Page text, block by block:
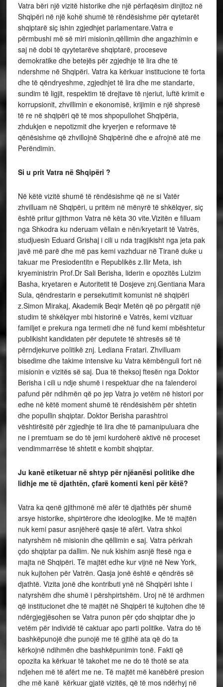
Vatra bëri një vizitë historike dhe një përfaqësim dinjitoz në
Shqipëri në një kohë shumë të rëndësishme për qytetarët
shqiptarë siç ishin zgjedhjet parlamentare.Vatra e
përmbushi më së miri misionin,qëllimin dhe angazhimin e
saj në dobi të qyytetarëve shqiptarë, proceseve
demokratike dhe betejës për zgjedhje të lira dhe të
ndershme në Shqipëri. Vatra ka kërkuar institucione të forta
dhe të qëndryeshme, zgjedhjet të lira dhe me standarte,
sundim të ligjit, respektim të drejtave të njeriut, luftë krimit e
korrupsionit, zhvillimin e ekonomisë, krijimin e një shpresë
të re në shqipëri që të mos shpopullohet Shqipëria,
zhdukjen e nepotizmit dhe kryerjen e reformave të
qënësishme që zhvillojnë Shqipërinë dhe e afrojnë atë me
Perëndimin.
Si u prit Vatra në Shqipëri ?
Në këtë vizitë shumë të rëndësishme që ne si Vatër
zhvilluam në Shqipëri, u pritëm në mënyrë të shkëlqyer, siç
është pritur gjithmon Vatra në këta 30 vite.Vizitën e filluam
nga Shkodra ku nderuam vëllain e nën/kryetarit të Vatrës,
studjuesin Eduard Grishaj i cili u nda tragjikisht nga jeta pak
javë më parë dhe më pas kemi vazhduar në Tiranë duke u
takuar me Presiodentitn e Republikës z.Ilir Meta, ish
kryeministrin Prof.Dr Sali Berisha, liderin e opozitës Lulzim
Basha, kryetaren e Autoritetit të Dosjeve znj.Gentiana Mara
Sula, qëndrestarin e persekutimit komunist në shqipëri
z.Simon Mirakaj, Akademik Beqir Metën që po përgatit një
studim të shkëlqyer mbi historinë e Vatrës, kemi vizituar
familjet e prekura nga termeti dhe në fund kemi mbështetur
publikisht kandidaten për deputete të shtresës së të
përndjekurve politikë znj. Lediana Fratari. Zhvilluam
bisedime dhe takime intensive ku Vatra këmbënguli fort në
misionin e vizitës së saj. Dua të theksoj ftesën nga Doktor
Berisha i cili u ndje shumë i respektuar dhe na falenderoi
pafund për ndihmën që po jep Vatra jo vetëm në histori por
edhe në këtë moment shumë të rëndësishëm për shtetin
dhe popullin shqiptar. Doktor Berisha parashtroi
vështirësitë për zgjedhje të lira dhe të pamanipuluara dhe
ne i premtuam se do të jemi kurdoherë aktivë në proceset
vendimmarrëse të shtetit e kombit shqiptar.
Ju kanë etiketuar në shtyp për njëanësi politike dhe
lidhje me të djathtën, çfarë komenti keni për këtë?
Vatra ka qenë gjithmonë më afër të djathtës për shumë
arsye historike, shpirtërore dhe ideologjike. Me të majtën
nuk kemi pasur asnjëherë qasje të afërt. Vatra shkoi
natyrshëm në misionin dhe qëllimin e saj. Vatra përkrah
çdo shqiptar pa dallim. Ne nuk kishim asnjë ftesë nga e
majta në Shqipëri. Të majtët edhe kur vijnë në New York,
nuk kujtohen për Vatrën. Qasja jonë është e qëndrës së
djathtë. Vizita jonë dhe kontributi ynë në Shqipëri ishte i
natyrshëm dhe shumë i përshpirtshëm. Uroj në të ardhmen
që institucionet dhe të majtët në Shqipëri të kujtohen dhe të
ndërgjegjësohen se Vatra punon për çdo shqiptar dhe jo
vetëm për individë të caktuar apo parti politike. Vatra do të
bashkëpunojë dhe punojë me të gjtihë ata që do ta
kërkojnë ndihmën dhe bashkëpunimin tonë. Fakti që
opozita ka kërkuar të takohet me ne do të thotë se ata
ndjehen më të afërt me ne. Të majtët më kanëbërë presion
dhe më kanë kërkuar gjatë vizitës, që të mos ndërhyj në